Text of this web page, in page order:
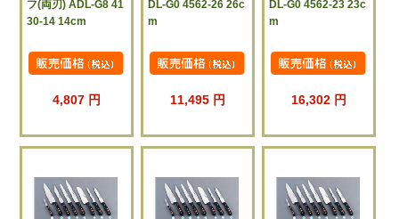
フ(両刃) ADL-G8 41
30-14 14cm
4,807 円
DL-G0 4562-26 26c
m
11,495 円
DL-G0 4562-23 23c
m
16,302 円